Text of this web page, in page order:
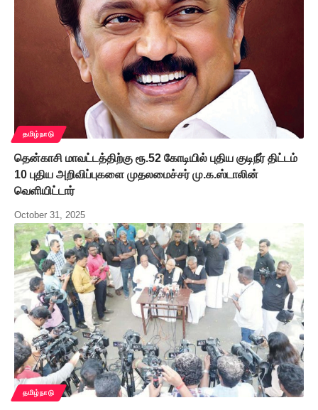
தமிழ்நாடு
தென்காசி மாவட்டத்திற்கு ரூ.52 கோடியில் புதிய குடிநீர் திட்டம்
10 புதிய அறிவிப்புகளை முதலமைச்சர் மு.க.ஸ்டாலின்
வெளியிட்டார்
October 31, 2025
தமிழ்நாடு